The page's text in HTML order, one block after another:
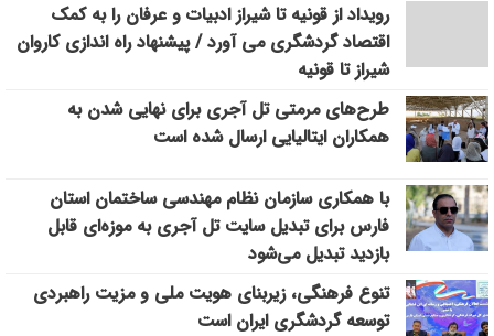
رویداد از قونیه تا شیراز ادبیات و عرفان را به کمک
اقتصاد گردشگری می آورد / پیشنهاد راه اندازی کاروان
شیراز تا قونیه
طرح‌های مرمتی تل آجری برای نهایی شدن به
همکاران ایتالیایی ارسال شده است
با همکاری سازمان نظام مهندسی ساختمان استان
فارس برای تبدیل سایت تل آجری به موزه‌ای قابل
بازدید تبدیل می‌شود
تنوع فرهنگی، زیربنای هویت ملی و مزیت راهبردی
توسعه گردشگری ایران است